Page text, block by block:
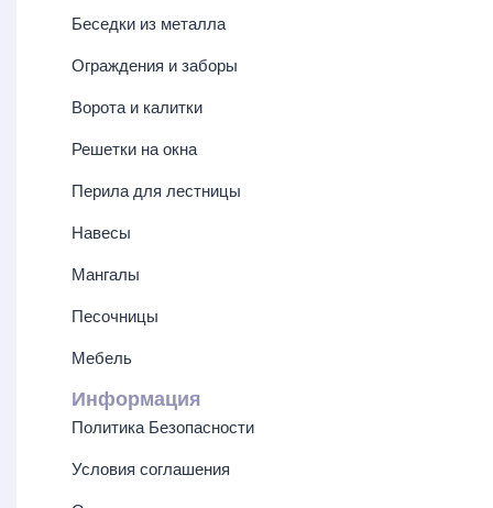
Больше результатов
Hidden label
Беседки из металла
Ограждения и заборы
Ворота и калитки
Решетки на окна
Перила для лестницы
Навесы
Мангалы
Песочницы
Мебель
Информация
Политика Безопасности
Условия соглашения